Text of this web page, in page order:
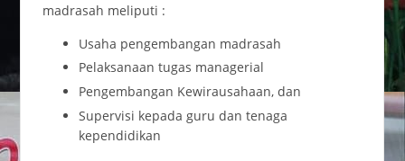
madrasah meliputi :
Usaha pengembangan madrasah
Pelaksanaan tugas managerial
Pengembangan Kewirausahaan, dan
Supervisi kepada guru dan tenaga
kependidikan